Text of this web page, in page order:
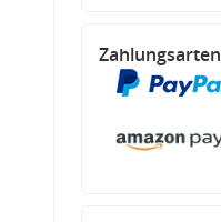
Zahlungsarten